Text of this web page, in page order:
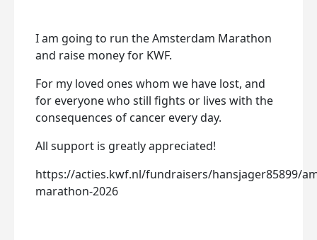
I am going to run the Amsterdam Marathon
and raise money for KWF.
For my loved ones whom we have lost, and
for everyone who still fights or lives with the
consequences of cancer every day.
All support is greatly appreciated!
https://acties.kwf.nl/fundraisers/hansjager85899/
marathon-2026